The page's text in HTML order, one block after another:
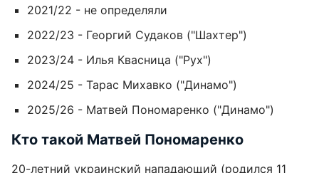
2021/22 - не определяли
2022/23 - Георгий Судаков ("Шахтер")
2023/24 - Илья Квасница ("Рух")
2024/25 - Тарас Михавко ("Динамо")
2025/26 - Матвей Пономаренко ("Динамо")
Кто такой Матвей Пономаренко
20-летний украинский нападающий (родился 11